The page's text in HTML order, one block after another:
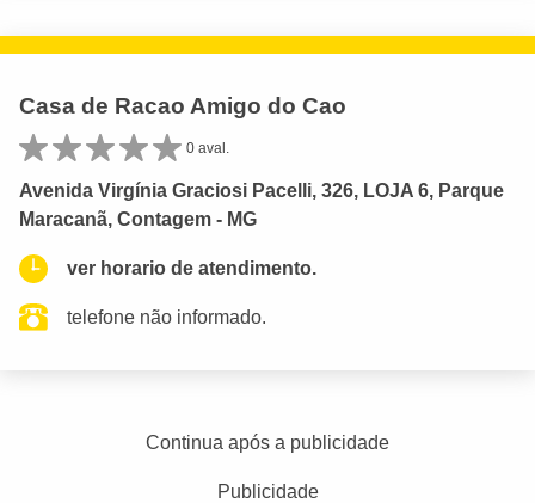
Casa de Racao Amigo do Cao
0 aval.
Avenida Virgínia Graciosi Pacelli, 326, LOJA 6, Parque
Maracanã, Contagem - MG
ver horario de atendimento.
telefone não informado.
Continua após a publicidade
Publicidade